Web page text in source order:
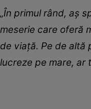
„În primul rând, aș
meserie care oferă
de viață. Pe de altă
lucreze pe mare, ar